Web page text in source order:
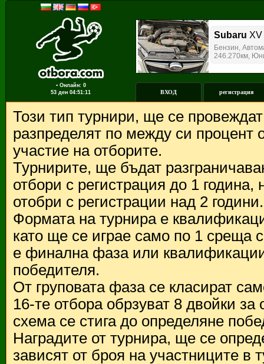
▪ Онлайн: 0
53 ден 04:51:11 ВХОД регистрация
Този тип турнири, ще се
разпределят по между си процент
участие на отборите.
Турнирите, ще бъдат
отбори с регистрация до 1
отобри с регистрации над 2 години.
Формата на турнира е
като ще се играе само по 1 среща
е финална фаза или
победителя.
От груповата фаза се класират
16-те отбора обрзуват 8 двойки
схема се стига до определяне
Наградите от турнира, ще се
зависят от броя на участниците в